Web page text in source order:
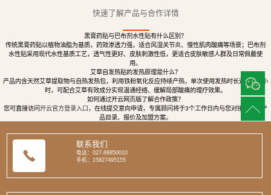
快速了解产品与合作详情
黑膏药贴与巴布剂水性贴有什么区别？
传统黑膏药贴以植物油脂为基质，药效渗透力强，适合风湿关节炎、慢性肌肉酸痛等场景；巴布剂
水性贴采用现代水性基质工艺，透气性更好、皮肤刺激性低，更适合皮肤敏感人群及日常佩戴使
用。
艾草自发热贴的发热原理是什么？
产品内含天然艾草提取物与自热发热包，利用铁粉氧化反应持续产热，单次使用发热时长达8至12小
时，可配合艾草有效成分实现温通经络、缓解局部酸痛的理疗效果。
如何通过开云网页版了解合作政策？
您可直接访问 开云官方登录入口，在线提交意向申请，专属顾问将于3个工作日内与您对接，提供产
品目录、报价及加盟方案。
联系我们
电话：027-88850010
手机：15827495155